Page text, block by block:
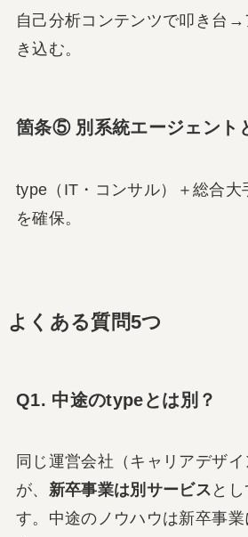
自己分析コンテンツで叩き台→
き込む。
箇条⑤ 別系統エージェント
type（IT・コンサル）＋総合大
を確保。
よくある質問5つ
Q1. 中途のtypeとは別？
同じ運営会社（キャリアデザ
が、 新卒事業は別サービス と
す。中途のノウハウは新卒事業